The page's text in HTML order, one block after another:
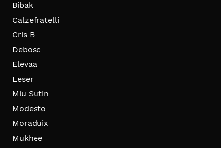
Bibak
Calzefratelli
Cris B
Debosc
Elevaa
Leser
Miu Sutin
Modesto
Moraduix
Mukhee